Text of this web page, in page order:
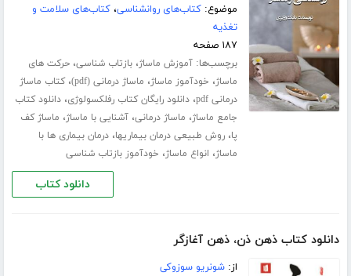
موضوع:کتاب‌های روانشناسی،کتاب‌های سلامت و
تغذیه
۱۸۷ صفحه
برچسب‌ها:آموزش ماساژ،بازتاب شناسی،حرکت های
ماساژ، خودآموز ماساژ، ماساژ درمانی (pdf) ،کتاب ماساژ
درمانی pdf
،دانلود رایگان کتاب رفلکسولوژی،دانلود کتاب
جامع ماساژ، ماساژ درمانی،آشنایی با ماساژ، ماساژ کف
پا،روش طبیعی درمان بیماریها،درمان بیماری ها با
ماساژ، انواع ماساژ، خودآموز بازتاب شناسی
دانلود کتاب
دانلود کتاب ذهن ذن، ذهن آغازگر
از:شونریو سوزوکی